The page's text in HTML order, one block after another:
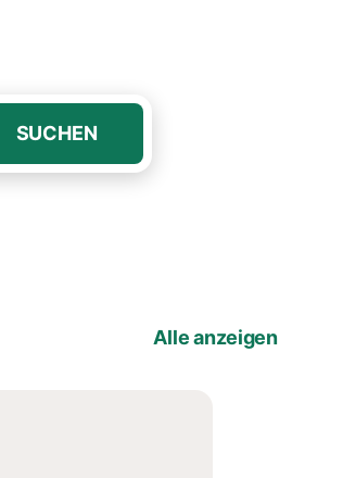
SUCHEN
Alle anzeigen